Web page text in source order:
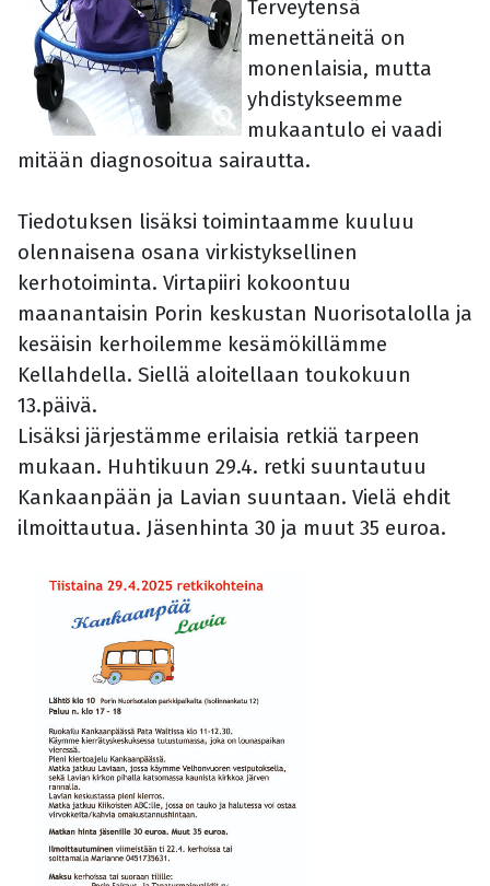
Terveytensä
menettäneitä on
monenlaisia, mutta
yhdistykseemme
mukaantulo ei vaadi
mitään diagnosoitua sairautta.
Tiedotuksen lisäksi toimintaamme kuuluu
olennaisena osana virkistyksellinen
kerhotoiminta. Virtapiiri kokoontuu
maanantaisin Porin keskustan Nuorisotalolla ja
kesäisin kerhoilemme kesämökillämme
Kellahdella. Siellä aloitellaan toukokuun
13.päivä.
Lisäksi järjestämme erilaisia retkiä tarpeen
mukaan. Huhtikuun 29.4. retki suuntautuu
Kankaanpään ja Lavian suuntaan. Vielä ehdit
ilmoittautua. Jäsenhinta 30 ja muut 35 euroa.